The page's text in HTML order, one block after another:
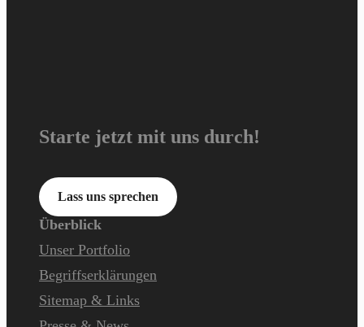
Starte jetzt mit uns durch!
Lass uns sprechen
Überblick
Unser Portfolio
Begriffserklärungen
Sitemap & Links